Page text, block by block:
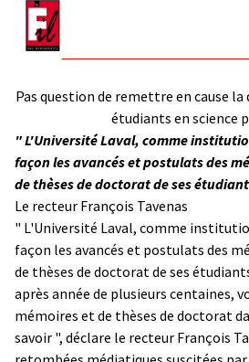
Pas question de remettre en cause
étudiants en science
" L'Université Laval, comme
façon les avancés et postulats des
de thèses de doctorat de ses
Le recteur François Tavenas
" L'Université Laval, comme
façon les avancés et postulats des
de thèses de doctorat de ses
après année de plusieurs centaines,
mémoires et de thèses de doctorat
savoir ", déclare le recteur François